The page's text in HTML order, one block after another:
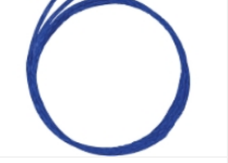
PACLAN CLASSIC 80L vrecia na